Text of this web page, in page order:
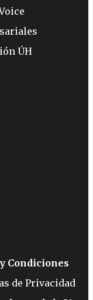
ÚH
Condiciones
de Privacidad